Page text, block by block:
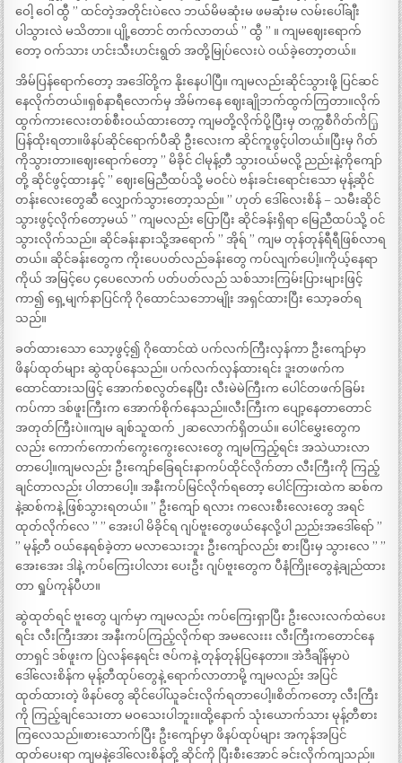
ဝေါ့ ဝေါ ထွီ ” ထင်တဲ့အတိုင်းပဲလေ ဘယ်မိမဆုံးမ ဖမဆုံးမ လမ်းပေါ်ချီး
ပါသွားလဲ မသိတာ။ ပျို့တောင် တက်လာတယ် ” ထွီ ” ။ ကျမဈေးရောက်
တော့ ဝက်သား ဟင်းသီးဟင်းရွတ် အတို့မြုပ်လေးပဲ ဝယ်ခဲ့တော့တယ်။
အိမ်ပြန်ရောက်တော့ အဒေါ်တို့က နိုးနေပါပြီ။ ကျမလည်းဆိုင်သွားဖို့ ပြင်ဆင်
နေလိုက်တယ်။ရှစ်နာရီလောက်မှ အိမ်ကနေ ဈေးချိုဘက်ထွက်ကြတာ။လိုက်
ထွက်ကားလေးတစ်စီးဝယ်ထားတော့ ကျမတို့လိုက်ပို့ပြီးမှ တက္ကစီဂိတ်ကိြု
ပြန်ထိုးရတာ။ဖိနပ်ဆိုင်ရောက်ပီဆို ဦးလေးက ဆိုင်ကူဖွင့်ပါတယ်။ပြီးမှ ဂိတ်
ကိုသွားတာ။ဈေးရောက်တော့ ” မိခိုင် ငါမုန့်တီ သွားဝယ်မလို့ ညည်းနဲ့ကိုကျော်
တို့ ဆိုင်ဖွင့်ထားနှင့် ” ဈေးမြေညီထပ်သို့ မဝင်ပဲ ဗန်းခင်းရောင်းသော မုန့်ဆိုင်
တန်းလေးတွေဆီ လျှောက်သွားတော့သည်။ ” ဟုတ် ဒေါ်လေးစိန် – သမီးဆိုင်
သွားဖွင့်လိုက်တော့မယ် ” ကျမလည်း ပြောပြီး ဆိုင်ခန်းရှိရာ မြေညီထပ်သို့ ဝင်
သွားလိုက်သည်။ ဆိုင်ခန်းနားသို့အရောက် ” အိုရ် ” ကျမ တုန်တုန်ရီရီဖြစ်လာရ
တယ်။ ဆိုင်ခန်းတွေက ကိုးပေပတ်လည်ခန်းတွေ ကပ်လျက်ပေါ့။ကိုယ့်နေရာ
ကိုယ် အမြင့်ပေ ၄ပေလောက် ပတ်ပတ်လည် သစ်သားကြမ်းပြားများဖြင့်
ကာ၍ ရှေ့မျက်နာပြင်ကို ဂိုထောင်သဘောမျိုး အရှင်ထားပြီး သော့ခတ်ရ
သည်။
ခတ်ထားသော သော့ဖွင့်၍ ဂိုထောင်ထဲ ပက်လက်ကြီးလှန်ကာ ဦးကျော်မှာ
ဖိနပ်ထုတ်များ ဆွဲထုပ်နေသည်။ ပက်လက်လှန်ထားရင်း ဒူးတဖက်က
ထောင်ထားသဖြင့် အောက်စလွတ်နေပြီး လီးမဲမဲကြီးက ပေါင်တဖက်ခြမ်း
ကပ်ကာ ဒစ်ဖူးကြီးက အောက်စိုက်နေသည်။လီးကြီးက ပျော့နေတာတောင်
အတုတ်ကြီးပဲ။ကျမ ချစ်သူထက် ၂ဆလောက်ရှိတယ်။ ပေါင်မွှေးတွေက
လည်း ကောက်ကောက်ကွေးကွေးလေးတွေ ကျမကြည့်ရင်း အသဲယားလာ
တာပေါ့။ကျမလည်း ဦးကျော်ခြေရင်းနာကပ်ထိုင်လိုက်တာ လီးကြီးကို ကြည့်
ချင်တာလည်း ပါတာပေါ့။ အနီးကပ်မြင်လိုက်ရတော့ ပေါင်ကြားထဲက ဆစ်က
နဲ့ဆစ်ကနဲ့ ဖြစ်သွားရတယ်။ ” ဦးကျော် ရလား ကလေးစီးလေးတွေ အရင်
ထုတ်လိုက်လေ ” ” အေးပါ မိခိုင်ရ ဂျပ်ဗူးတွေဖယ်နေလို့ပါ ညည်းအဒေါ်ရော် ”
” မုန့်တီ ဝယ်နေရစ်ခဲ့တာ မလာသေးဘူး ဦးကျော်လည်း စားပြီးမှ သွားလေ ” ”
အေးအေး ဒါနဲ့ ကပ်ကြေးပါလား ပေးဦး ဂျပ်ဗူးတွေက ပီနံကြိုးတွေနဲ့ချည်ထား
တာ ရှုပ်ကုန်ပီဟ။
ဆွဲထုတ်ရင် ဗူးတွေ ပျက်မှာ ကျမလည်း ကပ်ကြေးရှာပြီး ဦးလေးလက်ထဲပေး
ရင်း လီးကြီးအား အနီးကပ်ကြည့်လိုက်ရာ အမလေးးး လီးကြီးကတောင်နေ
တာရှင် ဒစ်ဖူးက ပြဲလန်နေရင်း ဇပ်ကနဲ့ တုန်တုန်ပြနေတာ။ အဲဒီချိန်မှာပဲ
ဒေါ်လေးစိန်က မုန့်တီထုပ်တွေနဲ့ ရောက်လာတာမို့ ကျမလည်း အပြင်
ထုတ်ထားတဲ့ ဖိနပ်တွေ ဆိုင်ပေါ်ယူခင်းလိုက်ရတာပေါ့။စိတ်ကတော့ လီးကြီး
ကို ကြည့်ချင်သေးတာ မဝသေးပါဘူး။ထို့နောက် သုံးယောက်သား မုန့်တီစား
ကြလေသည်။စားသောက်ပြီး ဦးကျော်မှာ ဖိနပ်ထုပ်များ အကုန်အပြင်
ထုတ်ပေးရာ ကျမနဲ့ဒေါ်လေးစိန်တို့ ဆိုင်ကို ပြီးစီးအောင် ခင်းလိုက်ကျသည်။